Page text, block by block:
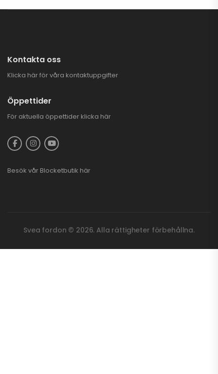
Kontakta oss
Klicka här för våra kontaktuppgifter
Öppettider
För aktuella öppettider klicka här
Besök vår Blocketbutik här
Svea fordon © 2026. Alla rättigheter förbehållna.